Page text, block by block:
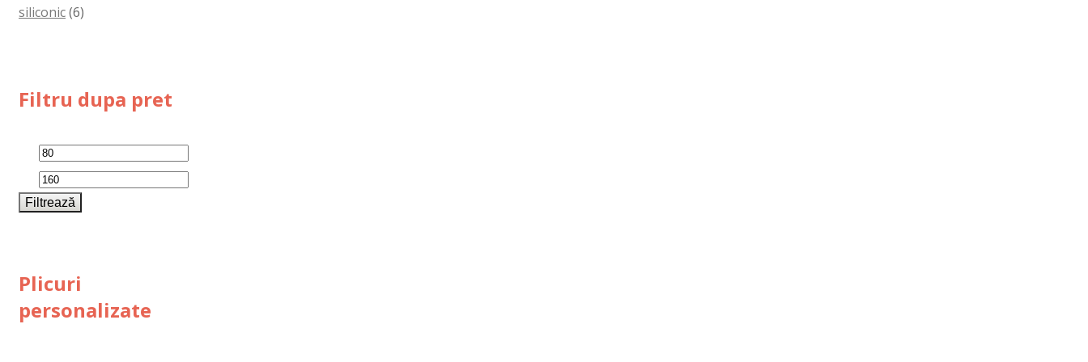
siliconic(6)
Filtru dupa pret
Preț
minim
Filtrează
Plicuri
personalizate